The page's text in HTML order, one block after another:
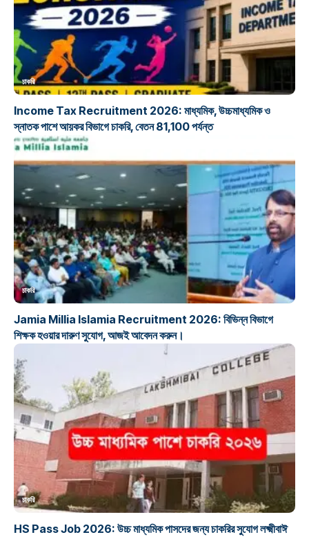
চাকরি
Income Tax Recruitment 2026: মাধ্যমিক, উচ্চমাধ্যমিক ও
স্নাতক পাশে আয়কর বিভাগে চাকরি, বেতন 81,100 পর্যন্ত
চাকরি
Jamia Millia Islamia Recruitment 2026: বিভিন্ন বিভাগে
শিক্ষক হওয়ার দারুণ সুযোগ, আজই আবেদন করুন।
চাকরি
HS Pass Job 2026: উচ্চ মাধ্যমিক পাসদের জন্য চাকরির সুযোগ লক্ষ্মীবাঈ